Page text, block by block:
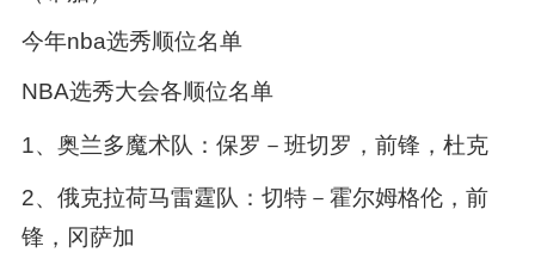
今年nba选秀顺位名单
NBA选秀大会各顺位名单
1、奥兰多魔术队：保罗－班切罗，前锋，杜克
2、俄克拉荷马雷霆队：切特－霍尔姆格伦，前
锋，冈萨加